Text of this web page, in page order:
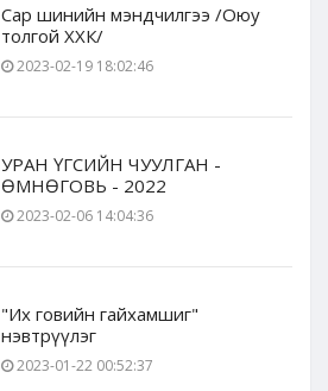
Сар шинийн мэндчилгээ /Оюу
толгой ХХК/
2023-02-19 18:02:46
УРАН ҮГСИЙН ЧУУЛГАН -
ӨМНӨГОВЬ - 2022
2023-02-06 14:04:36
"Их говийн гайхамшиг"
нэвтрүүлэг
2023-01-22 00:52:37